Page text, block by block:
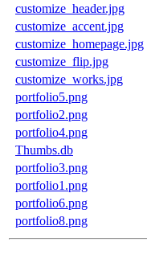
customize_header.jpg
customize_accent.jpg
customize_homepage.jpg
customize_flip.jpg
customize_works.jpg
portfolio5.png
portfolio2.png
portfolio4.png
Thumbs.db
portfolio3.png
portfolio1.png
portfolio6.png
portfolio8.png